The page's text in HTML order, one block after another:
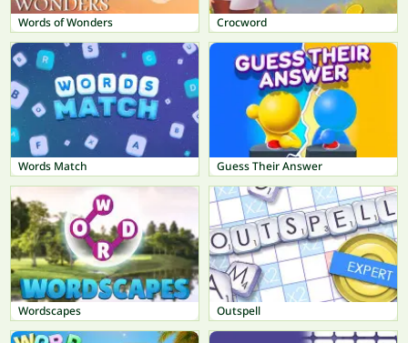
Words of Wonders Crocword
Words Match Guess Their Answer
Wordscapes Outspell